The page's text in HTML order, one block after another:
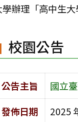
辦理「高中生大
校園公告
公告主旨
國立
發佈日期
2025